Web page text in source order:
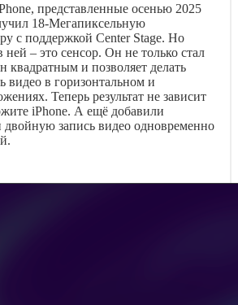
представленные осенью 2025
18-Мегапиксельную
с поддержкой Center Stage. Но
ней – это сенсор. Он не только стал
квадратным и позволяет делать
видео в горизонтальном и
Теперь результат не зависит
iPhone. А ещё добавили
двойную запись видео одновременно